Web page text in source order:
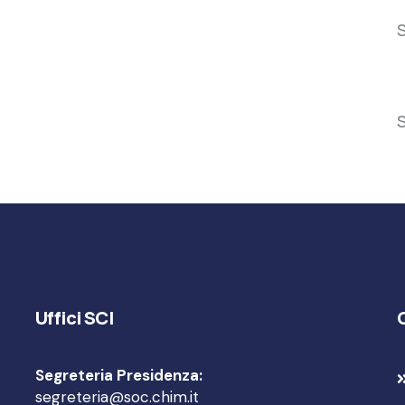
Uffici SCI
Segreteria Presidenza:
segreteria@soc.chim.it